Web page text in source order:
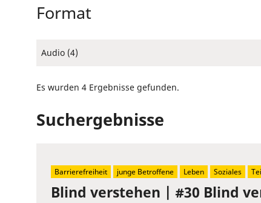
Format
Audio (4)
Es wurden 4 Ergebnisse gefunden.
Suchergebnisse
Blind verstehen | #30 Blind
Barrierefreiheit junge Betroffene Leben Soziales